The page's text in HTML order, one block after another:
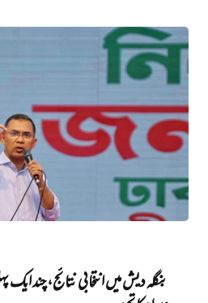
بنگلہ دیش میں انتخابی نتائج، چند ایک